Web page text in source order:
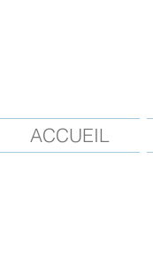
ACCUEIL